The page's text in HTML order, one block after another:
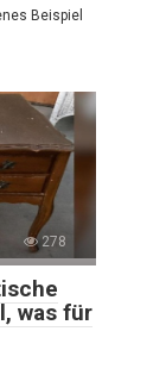
Beispiel
278
was für